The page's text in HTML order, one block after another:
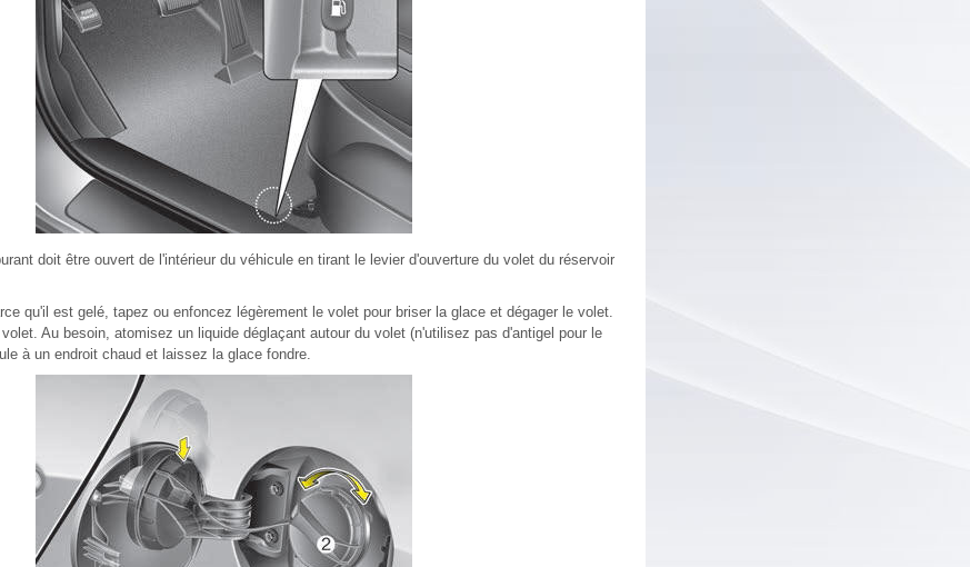
doit être ouvert de l'intérieur du véhicule en tirant le levier d'ouverture du volet du réservoir
qu'il est gelé, tapez ou enfoncez légèrement le volet pour briser la glace et dégager le volet.
Au besoin, atomisez un liquide déglaçant autour du volet (n'utilisez pas d'antigel pour le
à un endroit chaud et laissez la glace fondre.